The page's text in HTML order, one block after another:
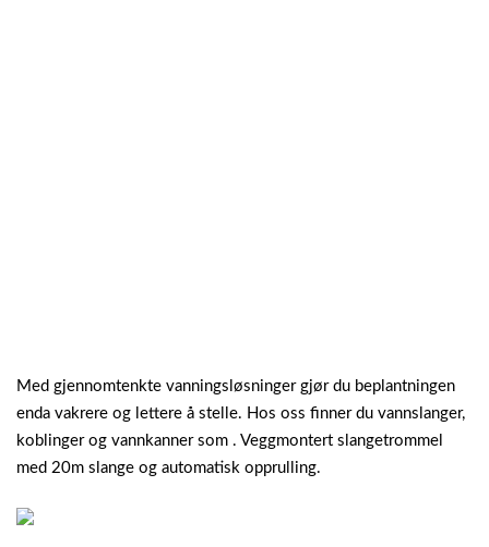
Med gjennomtenkte vanningsløsninger gjør du beplantningen
enda vakrere og lettere å stelle. Hos oss finner du vannslanger,
koblinger og vannkanner som . Veggmontert slangetrommel
med 20m slange og automatisk opprulling.